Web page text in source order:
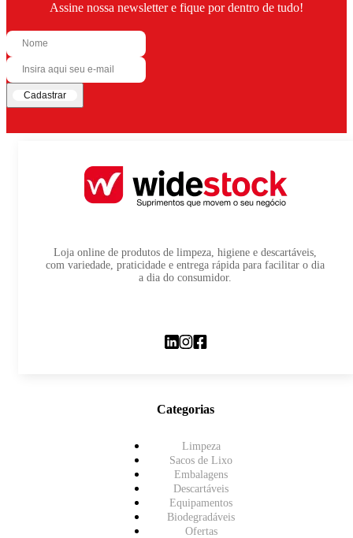
Assine nossa newsletter e fique por dentro de tudo!
Cadastrar
Loja online de produtos de limpeza, higiene e descartáveis,
com variedade, praticidade e entrega rápida para facilitar o dia
a dia do consumidor.
Categorias
Limpeza
Sacos de Lixo
Embalagens
Descartáveis
Equipamentos
Biodegradáveis
Ofertas